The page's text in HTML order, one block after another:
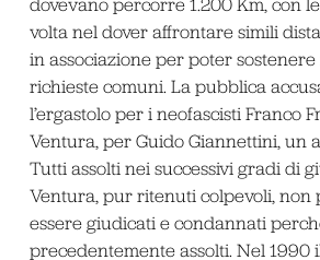
dovevano percorre 1.200 Km, con
volta nel dover affrontare simili
in associazione per poter
richieste comuni. La pubblica
l’ergastolo per i neofascisti Franco
Ventura, per Guido Giannettini, un
Tutti assolti nei successivi gradi di
Ventura, pur ritenuti colpevoli, non
essere giudicati e condannati
precedentemente assolti. Nel 1990